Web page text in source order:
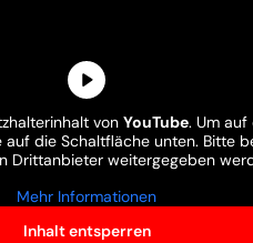
von YouTube. Um
auf die Schaltfläche unten. Bitte
Drittanbieter weitergegeben
Mehr Informationen
Inhalt entsperren